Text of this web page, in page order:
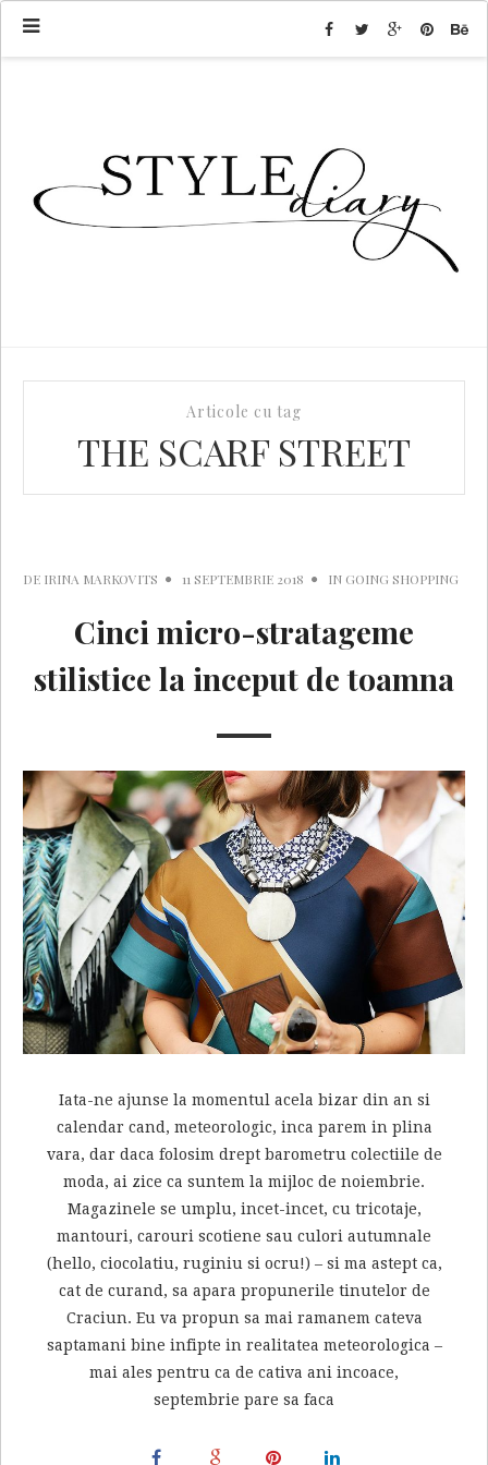
Articole cu tag
THE SCARF STREET
DE IRINA MARKOVITS 11 SEPTEMBRIE 2018 IN GOING SHOPPING
Cinci micro-stratageme
stilistice la inceput de toamna
Iata-ne ajunse la momentul acela bizar din an si
calendar cand, meteorologic, inca parem in plina
vara, dar daca folosim drept barometru colectiile de
moda, ai zice ca suntem la mijloc de noiembrie.
Magazinele se umplu, incet-incet, cu tricotaje,
mantouri, carouri scotiene sau culori autumnale
(hello, ciocolatiu, ruginiu si ocru!) – si ma astept ca,
cat de curand, sa apara propunerile tinutelor de
Craciun. Eu va propun sa mai ramanem cateva
saptamani bine infipte in realitatea meteorologica –
mai ales pentru ca de cativa ani incoace,
septembrie pare sa faca